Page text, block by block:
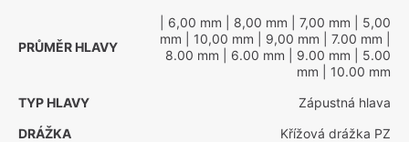
PRŮMĚR HLAVY
| 6,00 mm | 8,00 mm | 7,00 mm | 5,00
mm | 10,00 mm | 9,00 mm | 7.00 mm
8.00 mm | 6.00 mm | 9.00 mm | 5.00
mm | 10.00 mm
TYP HLAVY
Zápustná hlava
DRÁŽKA
Křížová drážka PZ